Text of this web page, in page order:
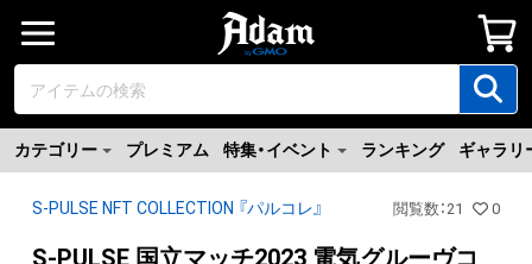
カテゴリー プレミアム 特集・イベント ランキング ギャラリ
S-PULSE NFT COLLECTION 『パルコレ』 閲覧数 ：21 0
S-PULSE 国立マッチ2023 電気グルーヴコ